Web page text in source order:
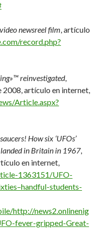
newsreel film, artículo
record.php?
reinvestigated,
2008, artículo en internet,
Article.aspx?
How six ‘UFOs’
in Britain in 1967,
en internet,
1363151/UFO-
students-
http://news2.onlinenig
fever-gripped-Great-